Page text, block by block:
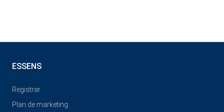
ESSENS
Registrar
Plan de marketing